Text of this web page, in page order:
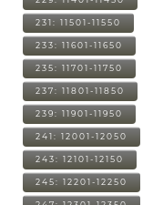
231: 11501-11550
233: 11601-11650
235: 11701-11750
237: 11801-11850
239: 11901-11950
241: 12001-12050
243: 12101-12150
245: 12201-12250